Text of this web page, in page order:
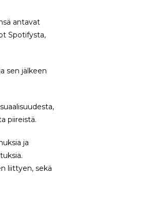
antavat
Spotifysta,
sen jälkeen
piireistä.
ja
liittyen, sekä